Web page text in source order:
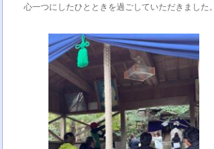
心一つにしたひとときを過ごしていただきました。